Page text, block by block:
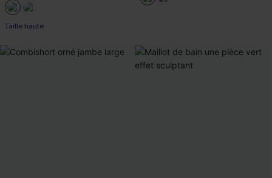
Taille haute